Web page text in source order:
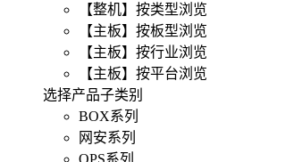
【整机】按类型浏览
【主板】按板型浏览
【主板】按行业浏览
【主板】按平台浏览
选择产品子类别
BOX系列
网安系列
OPS系列